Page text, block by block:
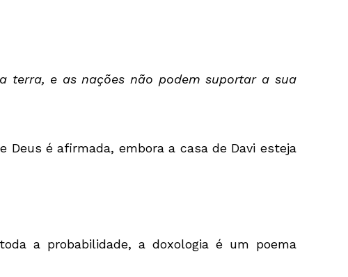
terra, e as nações não podem suportar a sua
Deus é afirmada, embora a casa de Davi esteja
a probabilidade, a doxologia é um poema